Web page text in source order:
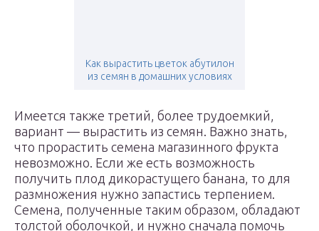
Как вырастить цветок абутилон
из семян в домашних условиях
Имеется также третий, более трудоемкий,
вариант — вырастить из семян. Важно знать,
что прорастить семена магазинного фрукта
невозможно. Если же есть возможность
получить плод дикорастущего банана, то для
размножения нужно запастись терпением.
Семена, полученные таким образом, обладают
толстой оболочкой, и нужно сначала помочь